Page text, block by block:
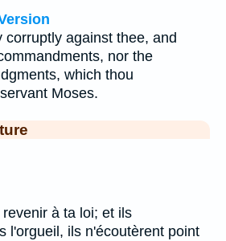
corruptly against thee, and
nor the
which thou
Moses.
à ta loi; et ils
l'orgueil, ils n'écoutèrent point